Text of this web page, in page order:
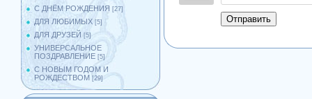
С ДНЁМ РОЖДЕНИЯ [27]
ДЛЯ ЛЮБИМЫХ [5]
ДЛЯ ДРУЗЕЙ [5]
УНИВЕРСАЛЬНОЕ
ПОЗДРАВЛЕНИЕ [5]
С НОВЫМ ГОДОМ И
РОЖДЕСТВОМ [29]
Отправить